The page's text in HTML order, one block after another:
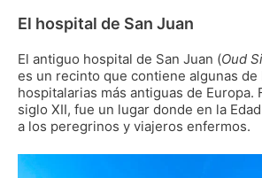
El hospital de San Juan
El antiguo hospital de San Juan (Oud
es un recinto que contiene algunas de
hospitalarias más antiguas de Europa.
siglo XII, fue un lugar donde en la
a los peregrinos y viajeros enfermos.